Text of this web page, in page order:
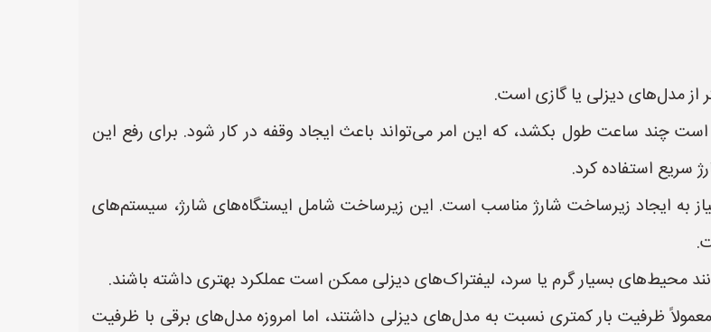
از مدل‌های دیزلی یا گازی است.
چند ساعت طول بکشد، که این امر می‌تواند باعث ایجاد وقفه در کار شود. برای رفع این
سریع استفاده کرد.
به ایجاد زیرساخت شارژ مناسب است. این زیرساخت شامل ایستگاه‌های شارژ، سیستم‌های
بسیار گرم یا سرد، لیفتراک‌های دیزلی ممکن است عملکرد بهتری داشته باشند.
ظرفیت بار کمتری نسبت به مدل‌های دیزلی داشتند، اما امروزه مدل‌های برقی با ظرفیت